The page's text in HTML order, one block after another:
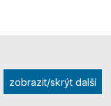
zobrazit/skrýt další